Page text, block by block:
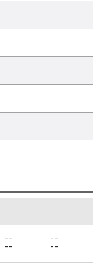
--
--
--
--